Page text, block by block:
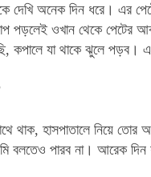
দেখি অনেক দিন ধরে। এর
পড়লেই ওখান থেকে পেটের
কপালে যা থাকে ঝুলে পড়ব।
থাক, হাসপাতালে নিয়ে তোর
পারব না। আরেক দিন